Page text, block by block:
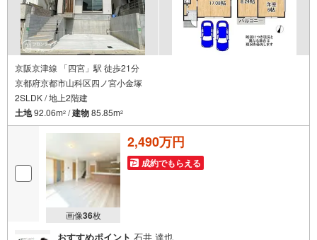
京阪京津線 「四宮」駅 徒歩21分
京都府京都市山科区四ノ宮小金塚
2SLDK / 地上2階建
土地92.06m2 /建物85.85m2
画像36枚
2,490万円
成約でもらえる
おすすめポイント 石井 達也